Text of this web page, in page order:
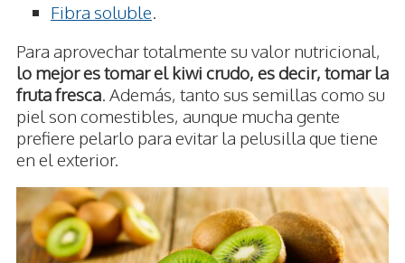
Fibra soluble.
Para aprovechar totalmente su valor nutricional,
lo mejor es tomar el kiwi crudo, es decir, tomar la
fruta fresca. Además, tanto sus semillas como su
piel son comestibles, aunque mucha gente
prefiere pelarlo para evitar la pelusilla que tiene
en el exterior.